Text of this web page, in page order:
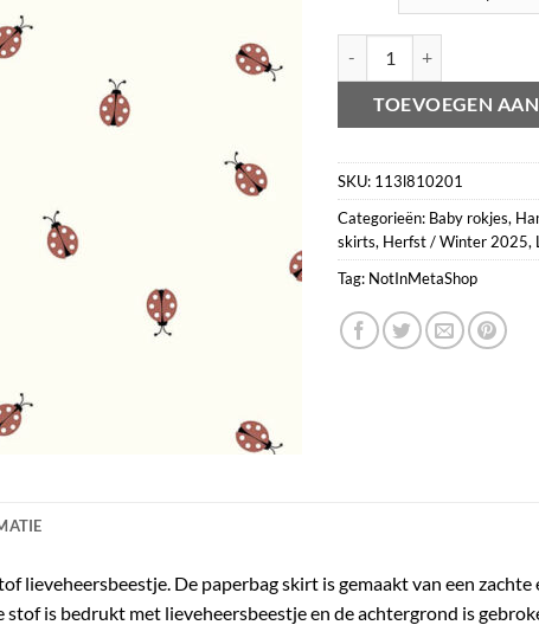
TOEVOEGEN
SKU: 113l810201
Categorieën: Baby rokjes,
skirts, Herfst / Winter 2025,
Tag: NotInMetaShop
lieveheersbeestje. De paperbag skirt is gemaakt van een
stof is bedrukt met lieveheersbeestje en de achtergrond is